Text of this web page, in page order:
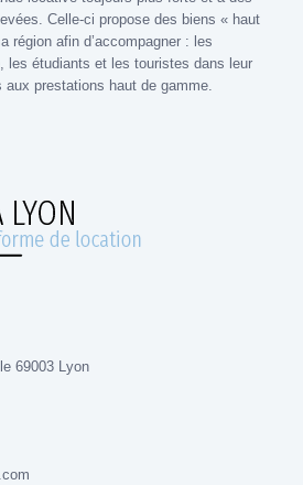
Celle-ci propose des biens « haut
région afin d’accompagner : les
les étudiants et les touristes dans leur
aux prestations haut de gamme.
69003 Lyon